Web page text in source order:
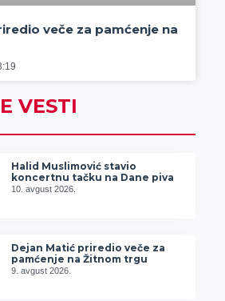
veče za pamćenje na
VESTI
Halid Muslimović stavio
koncertnu tačku na Dane piva
10. avgust 2026.
Dejan Matić priredio veče za
pamćenje na Žitnom trgu
9. avgust 2026.